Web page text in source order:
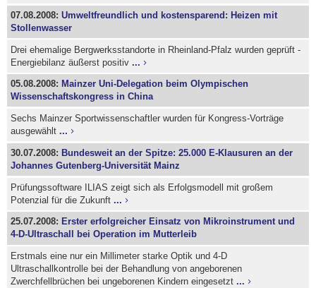
07.08.2008:Umweltfreundlich und kostensparend: Heizen mit
Stollenwasser
Drei ehemalige Bergwerksstandorte in Rheinland-Pfalz wurden geprüft -
Energiebilanz äußerst positiv...
05.08.2008: Mainzer Uni-Delegation beim Olympischen
Wissenschaftskongress in China
Sechs Mainzer Sportwissenschaftler wurden für Kongress-Vorträge
ausgewählt...
30.07.2008: Bundesweit an der Spitze: 25.000 E-Klausuren an der
Johannes Gutenberg-Universität Mainz
Prüfungssoftware ILIAS zeigt sich als Erfolgsmodell mit großem
Potenzial für die Zukunft...
25.07.2008: Erster erfolgreicher Einsatz von Mikroinstrument und
4-D-Ultraschall bei Operation im Mutterleib
Erstmals eine nur ein Millimeter starke Optik und 4-D
Ultraschallkontrolle bei der Behandlung von angeborenen
Zwerchfellbrüchen bei ungeborenen Kindern eingesetzt...